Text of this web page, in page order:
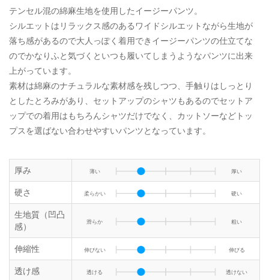
テンセル混の綿麻生地を使用したイージーパンツ。
シルエットはリラックス感のあるワイドシルエットながら生地が
落ち感があるので大人っぽく着用できイージーパンツの仕立てな
のでかなりふと気づくといつも履いてしまうようなパンツに出来
上がっています。
素材は綿麻のナチュラルな素材感を残しつつ、手触りはしっとり
としたとろみがあり、セットアップのシャツもあるのでセットア
ップでの着用はもちろんシャツだけでなく、カットソーなどトッ
プスを選ばない合わせやすいパンツとなっています。
厚み 薄い 厚い
硬さ 柔らかい 硬い
生地質（凹凸
感）
滑らか 粗い
伸縮性 伸びない 伸びる
透け感 透ける 透けない